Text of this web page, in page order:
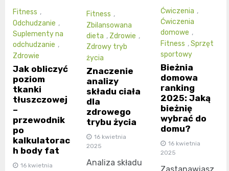
Fitness ,
Odchudzanie ,
Suplementy na
odchudzanie ,
Zdrowie
Jak obliczyć
poziom
tkanki
tłuszczowej
–
przewodnik
po
kalkulatorac
h body fat
16 kwietnia
Fitness ,
Zbilansowana
dieta , Zdrowie ,
Zdrowy tryb
życia
Znaczenie
analizy
składu ciała
dla
zdrowego
trybu życia
16 kwietnia
2025
Analiza składu
Ćwiczenia ,
Ćwiczenia
domowe ,
Fitness ,Sprzęt
sportowy
Bieżnia
domowa
ranking
2025: Jaką
bieżnię
wybrać do
domu?
16 kwietnia
2025